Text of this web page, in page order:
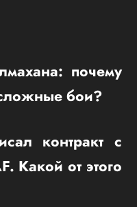
почему
бои?
контракт с
Какой от этого